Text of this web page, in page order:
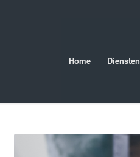
Home Diensten